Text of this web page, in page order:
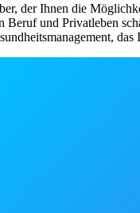
der Ihnen die
Beruf und Privatleben